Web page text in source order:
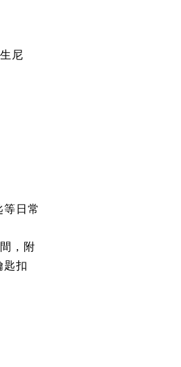
尼
日常
，附
匙扣